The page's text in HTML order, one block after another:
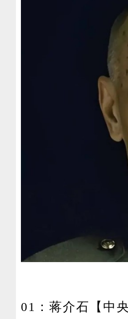
01：蒋介石【中